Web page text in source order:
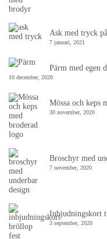
Ask med tryck
7 januari, 2021
Pärm med egen
10 december, 2020
Mössa och keps
30 november, 2020
Broschyr med
7 november, 2020
Inbjudningskort
3 september, 2020